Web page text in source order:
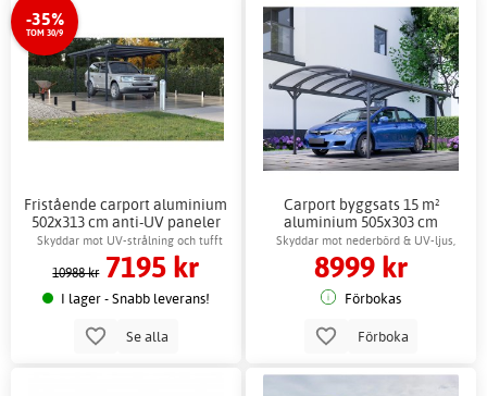
-35%
TOM 30/9
Fristående carport aluminium
502x313 cm anti-UV paneler
Skyddar mot UV-strålning och tufft
väder
10988 kr 7195 kr
I lager - Snabb leverans!
Se alla
Carport byggsats 15 m²
aluminium 505x303 cm
kanalplasttak
Skyddar mot nederbörd & UV-ljus,
enkel montering
8999 kr
Förbokas
Förboka